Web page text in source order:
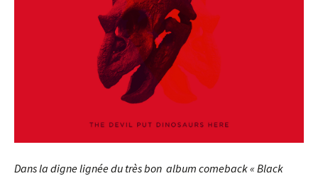
Dans la digne lignée du très bon album comeback « Black